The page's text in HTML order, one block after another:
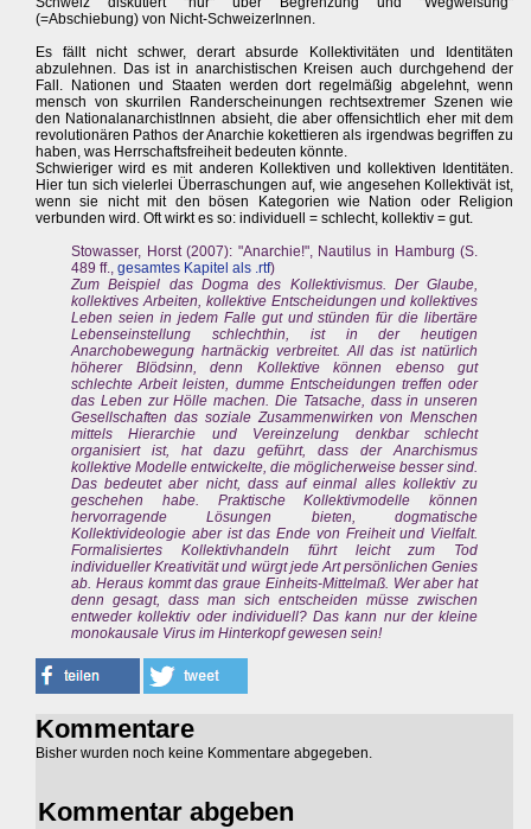
(=Abschiebung) von Nicht-SchweizerInnen.
Es fällt nicht schwer, derart absurde Kollektivitäten und Identitäten
abzulehnen. Das ist in anarchistischen Kreisen auch durchgehend der
Fall. Nationen und Staaten werden dort regelmäßig abgelehnt, wenn
mensch von skurrilen Randerscheinungen rechtsextremer Szenen wie
den NationalanarchistInnen absieht, die aber offensichtlich eher mit dem
revolutionären Pathos der Anarchie kokettieren als irgendwas begriffen zu
haben, was Herrschaftsfreiheit bedeuten könnte.
Schwieriger wird es mit anderen Kollektiven und kollektiven Identitäten.
Hier tun sich vielerlei Überraschungen auf, wie angesehen Kollektivät ist,
wenn sie nicht mit den bösen Kategorien wie Nation oder Religion
verbunden wird. Oft wirkt es so: individuell = schlecht, kollektiv = gut.
Stowasser, Horst (2007): "Anarchie!", Nautilus in Hamburg (S.
489 ff., gesamtes Kapitel als .rtf)
Zum Beispiel das Dogma des Kollektivismus. Der Glaube,
kollektives Arbeiten, kollektive Entscheidungen und kollektives
Leben seien in jedem Falle gut und stünden für die libertäre
Lebenseinstellung schlechthin, ist in der heutigen
Anarchobewegung hartnäckig verbreitet. All das ist natürlich
höherer Blödsinn, denn Kollektive können ebenso gut
schlechte Arbeit leisten, dumme Entscheidungen treffen oder
das Leben zur Hölle machen. Die Tatsache, dass in unseren
Gesellschaften das soziale Zusammenwirken von Menschen
mittels Hierarchie und Vereinzelung denkbar schlecht
organisiert ist, hat dazu geführt, dass der Anarchismus
kollektive Modelle entwickelte, die möglicherweise besser sind.
Das bedeutet aber nicht, dass auf einmal alles kollektiv zu
geschehen habe. Praktische Kollektivmodelle können
hervorragende Lösungen bieten, dogmatische
Kollektivideologie aber ist das Ende von Freiheit und Vielfalt.
Formalisiertes Kollektivhandeln führt leicht zum Tod
individueller Kreativität und würgt jede Art persönlichen Genies
ab. Heraus kommt das graue Einheits-Mittelmaß. Wer aber hat
denn gesagt, dass man sich entscheiden müsse zwischen
entweder kollektiv oder individuell? Das kann nur der kleine
monokausale Virus im Hinterkopf gewesen sein!
Kommentare
Bisher wurden noch keine Kommentare abgegeben.
Kommentar abgeben